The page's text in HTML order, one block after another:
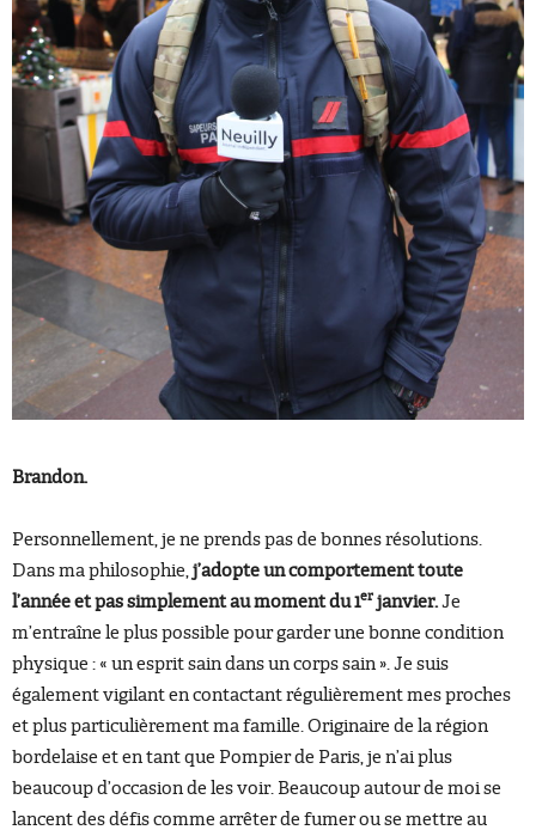
Brandon.
Personnellement, je ne prends pas de bonnes résolutions.
Dans ma philosophie,j’adopte un comportement toute
l’année et pas simplement au moment du 1er janvier.Je
m’entraîne le plus possible pour garder une bonne condition
physique : « un esprit sain dans un corps sain ». Je suis
également vigilant en contactant régulièrement mes proches
et plus particulièrement ma famille. Originaire de la région
bordelaise et en tant que Pompier de Paris, je n’ai plus
beaucoup d’occasion de les voir. Beaucoup autour de moi se
lancent des défis comme arrêter de fumer ou se mettre au